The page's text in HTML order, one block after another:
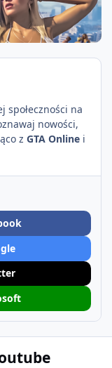
społeczności na
nowości,
z GTA Online i